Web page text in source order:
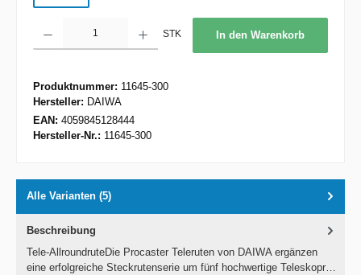
STK In den Warenkorb
Produktnummer: 11645-300
Hersteller: DAIWA
EAN: 4059845128444
Hersteller-Nr.: 11645-300
Alle Varianten (5)
Beschreibung
Tele-AllroundruteDie Procaster Teleruten von DAIWA ergänzen
eine erfolgreiche Steckrutenserie um fünf hochwertige Teleskopr…